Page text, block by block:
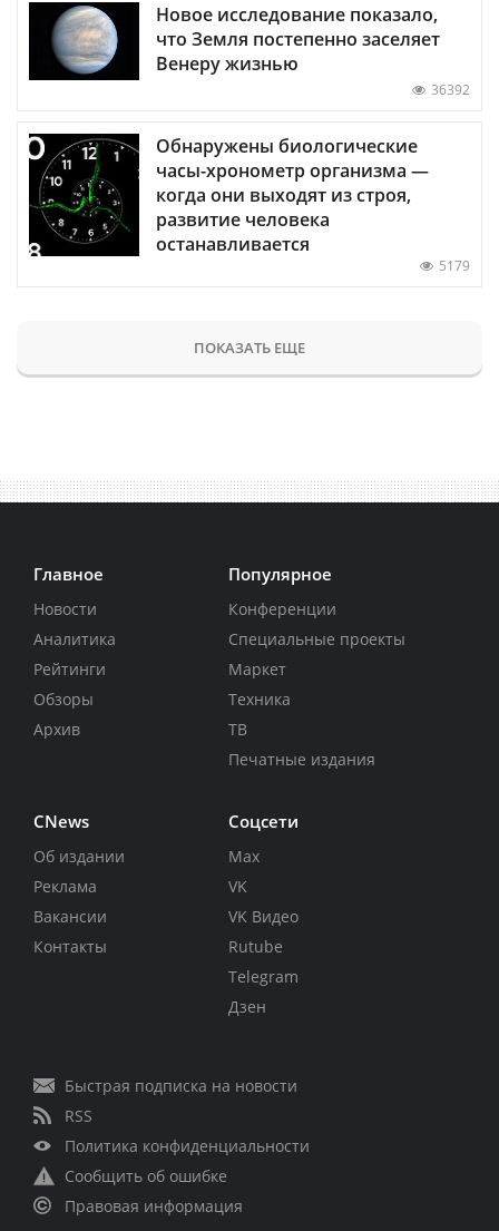
Новое исследование показало,
что Земля постепенно заселяет
Венеру жизнью
36392
Обнаружены биологические
часы-хронометр организма —
когда они выходят из строя,
развитие человека
останавливается
5179
ПОКАЗАТЬ ЕЩЕ
Главное
Новости
Аналитика
Рейтинги
Обзоры
Архив
Популярное
Конференции
Специальные проекты
Маркет
Техника
ТВ
Печатные издания
CNews
Об издании
Реклама
Вакансии
Контакты
Соцсети
Max
VK
VK Видео
Rutube
Telegram
Дзен
Быстрая подписка на новости
RSS
Политика конфиденциальности
Сообщить об ошибке
Правовая информация